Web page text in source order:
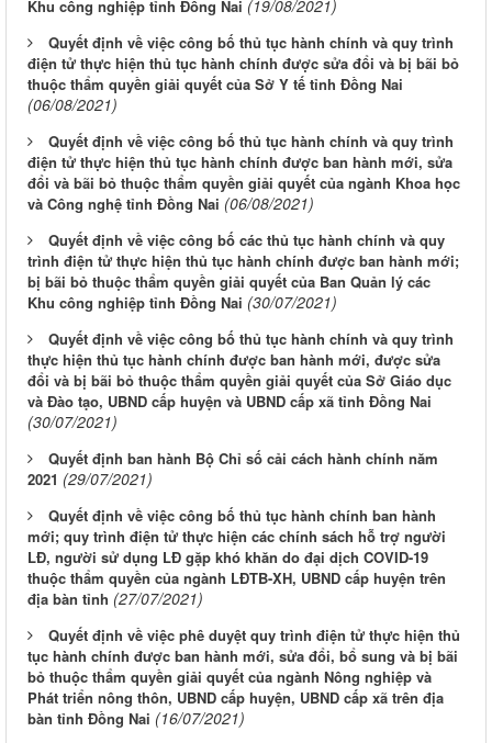
Khu công nghiệp tỉnh Đồng Nai (19/08/2021)
Quyết định về việc công bố thủ tục hành chính và quy trình
điện tử thực hiện thủ tục hành chính được sửa đổi và bị bãi bỏ
thuộc thẩm quyền giải quyết của Sở Y tế tỉnh Đồng Nai
(06/08/2021)
Quyết định về việc công bố thủ tục hành chính và quy trình
điện tử thực hiện thủ tục hành chính được ban hành mới, sửa
đổi và bãi bỏ thuộc thẩm quyền giải quyết của ngành Khoa học
và Công nghệ tỉnh Đồng Nai (06/08/2021)
Quyết định về việc công bố các thủ tục hành chính và quy
trình điện tử thực hiện thủ tục hành chính được ban hành mới;
bị bãi bỏ thuộc thẩm quyền giải quyết của Ban Quản lý các
Khu công nghiệp tỉnh Đồng Nai (30/07/2021)
Quyết định về việc công bố thủ tục hành chính và quy trình
thực hiện thủ tục hành chính được ban hành mới, được sửa
đổi và bị bãi bỏ thuộc thẩm quyền giải quyết của Sở Giáo dục
và Đào tạo, UBND cấp huyện và UBND cấp xã tỉnh Đồng Nai
(30/07/2021)
Quyết định ban hành Bộ Chỉ số cải cách hành chính năm
2021 (29/07/2021)
Quyết định về việc công bố thủ tục hành chính ban hành
mới; quy trình điện tử thực hiện các chính sách hỗ trợ người
LĐ, người sử dụng LĐ gặp khó khăn do đại dịch COVID-19
thuộc thẩm quyền của ngành LĐTB-XH, UBND cấp huyện trên
địa bàn tỉnh (27/07/2021)
Quyết định về việc phê duyệt quy trình điện tử thực hiện thủ
tục hành chính được ban hành mới, sửa đổi, bổ sung và bị bãi
bỏ thuộc thẩm quyền giải quyết của ngành Nông nghiệp và
Phát triển nông thôn, UBND cấp huyện, UBND cấp xã trên địa
bàn tỉnh Đồng Nai (16/07/2021)